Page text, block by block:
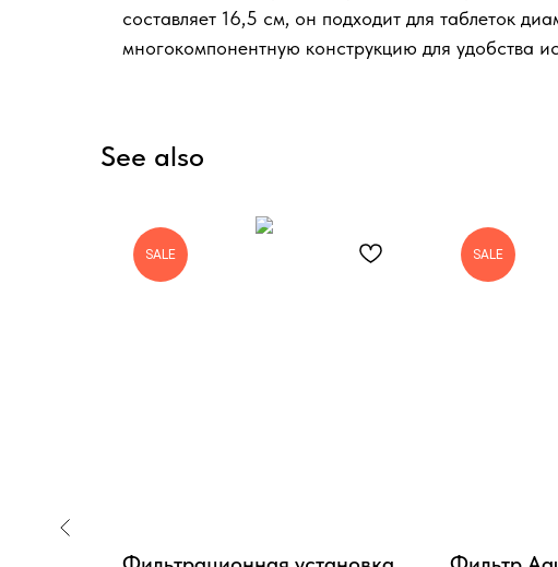
составляет 16,5 см, он подходит для таблеток
многокомпонентную конструкцию для удобства
See also
SALE SALE